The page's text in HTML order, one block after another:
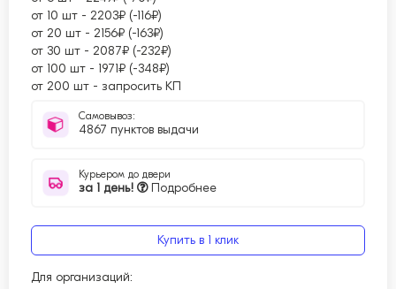
от 10 шт - 2203₽ (-116₽)
от 20 шт - 2156₽ (-163₽)
от 30 шт - 2087₽ (-232₽)
от 100 шт - 1971₽ (-348₽)
от 200 шт - запросить КП
Самовывоз:
4867 пунктов выдачи
Курьером до двери
за 1 день! Подробнее
Купить в 1 клик
Для организаций: